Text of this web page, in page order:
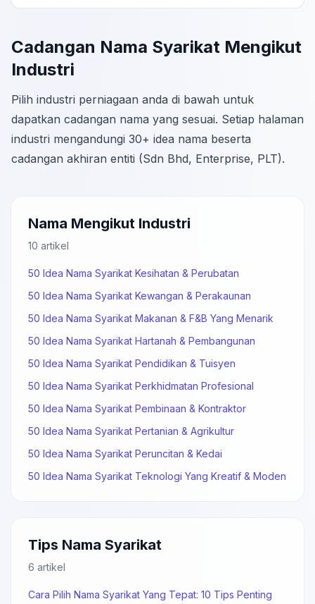
Cadangan Nama Syarikat Mengikut
Industri
Pilih industri perniagaan anda di bawah untuk
dapatkan cadangan nama yang sesuai. Setiap halaman
industri mengandungi 30+ idea nama beserta
cadangan akhiran entiti (Sdn Bhd, Enterprise, PLT).
Nama Mengikut Industri
10 artikel
50 Idea Nama Syarikat Kesihatan & Perubatan
50 Idea Nama Syarikat Kewangan & Perakaunan
50 Idea Nama Syarikat Makanan & F&B Yang Menarik
50 Idea Nama Syarikat Hartanah & Pembangunan
50 Idea Nama Syarikat Pendidikan & Tuisyen
50 Idea Nama Syarikat Perkhidmatan Profesional
50 Idea Nama Syarikat Pembinaan & Kontraktor
50 Idea Nama Syarikat Pertanian & Agrikultur
50 Idea Nama Syarikat Peruncitan & Kedai
50 Idea Nama Syarikat Teknologi Yang Kreatif & Moden
Tips Nama Syarikat
6 artikel
Cara Pilih Nama Syarikat Yang Tepat: 10 Tips Penting